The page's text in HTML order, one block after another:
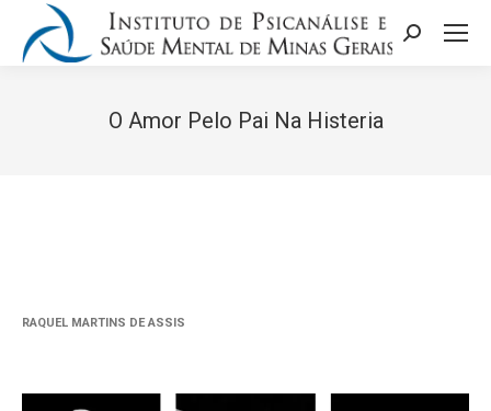
Search:
O Amor Pelo Pai Na Histeria
RAQUEL MARTINS DE ASSIS